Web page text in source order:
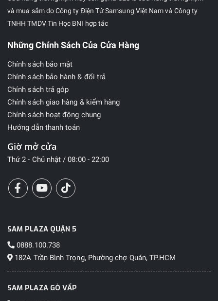
và mua sắm do Công ty Điện Tử Samsung Việt Nam và Công ty
TNHH TMDV Tin Học BNI hợp tác
Những Chính Sách Của Cửa Hàng
Chính sách bảo mật
Chính sách bảo hành & đổi trả
Chính sách trả góp
Chính sách giao hàng & kiểm hàng
Chính sách hoạt động chung
Hướng dẫn thanh toán
Giờ mở cửa
Thứ 2 - Chủ nhật / 08:00 - 22:00
SAM PLAZA QUẬN 5
0888.100.738
182A Trần Bình Trọng, Phường chợ Quán, TP.HCM
SAM PLAZA GÒ VẤP